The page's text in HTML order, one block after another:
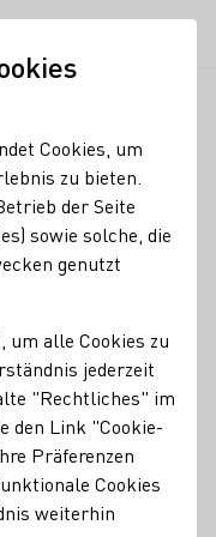
wird bis
Kampagne mit
umgesetzt.
Hamburg,
wird bis
Kampagne mit
Cookies, um
zu bieten.
der Seite
sowie solche, die
genutzt
alle Cookies zu
jederzeit
"Rechtliches" im
den Link "Cookie-
Präferenzen
Cookies
weiterhin